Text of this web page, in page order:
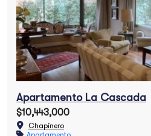
Apartamento La Cascada
$10,443,000
Chapinero